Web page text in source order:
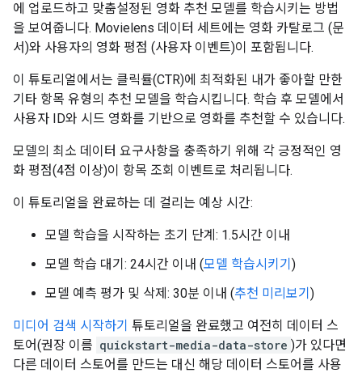
에 업로드하고 맞춤설정된 영화 추천 모델를 학습시키는 방법
을 보여줍니다. Movielens 데이터 세트에는 영화 카탈로그 (문
서)와 사용자의 영화 평점 (사용자 이벤트)이 포함됩니다.
이 튜토리얼에서는 클릭률(CTR)에 최적화된 내가 좋아할 만한
기타 항목 유형의 추천 모델을 학습시킵니다. 학습 후 모델에서
사용자 ID와 시드 영화를 기반으로 영화를 추천할 수 있습니다.
모델의 최소 데이터 요구사항을 충족하기 위해 각 긍정적인 영
화 평점(4점 이상)이 항목 조회 이벤트로 처리됩니다.
이 튜토리얼을 완료하는 데 걸리는 예상 시간:
모델 학습을 시작하는 초기 단계: 1.5시간 이내
모델 학습 대기: 24시간 이내 (모델 학습시키기 )
모델 예측 평가 및 삭제: 30분 이내 (추천 미리보기 )
미디어 검색 시작하기 튜토리얼을 완료했고 여전히 데이터 스
토어(권장 이름 quickstart-media-data-store )가 있다면
다른 데이터 스토어를 만드는 대신 해당 데이터 스토어를 사용